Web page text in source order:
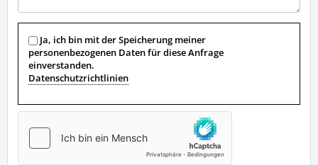
Ja, ich bin mit der Speicherung meiner
personenbezogenen Daten für diese Anfrage
einverstanden.
Datenschutzrichtlinien